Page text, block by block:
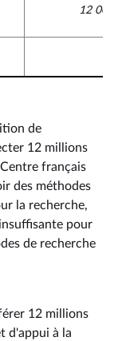
12 000
de
12 millions
français
des méthodes
la recherche,
pour
de recherche
12 millions
d'appui à la